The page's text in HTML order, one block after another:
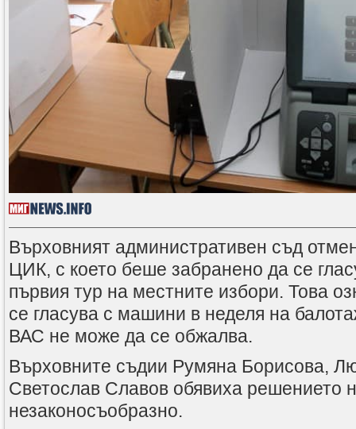
Върховният административен съд
ЦИК, с което беше забранено да се
първия тур на местните избори. Това
се гласува с машини в неделя на
ВАС не може да се обжалва.
Върховните съдии Румяна Борисова,
Светослав Славов обявиха решението
незаконосъобразно.